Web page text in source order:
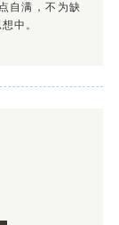
自满，不为缺
中。